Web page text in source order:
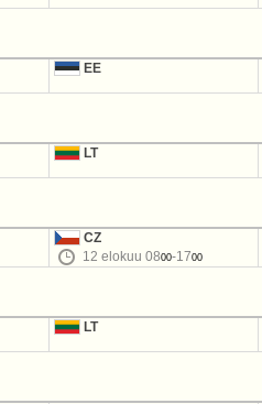
EE
LT
CZ
12 elokuu 0800-1700
LT